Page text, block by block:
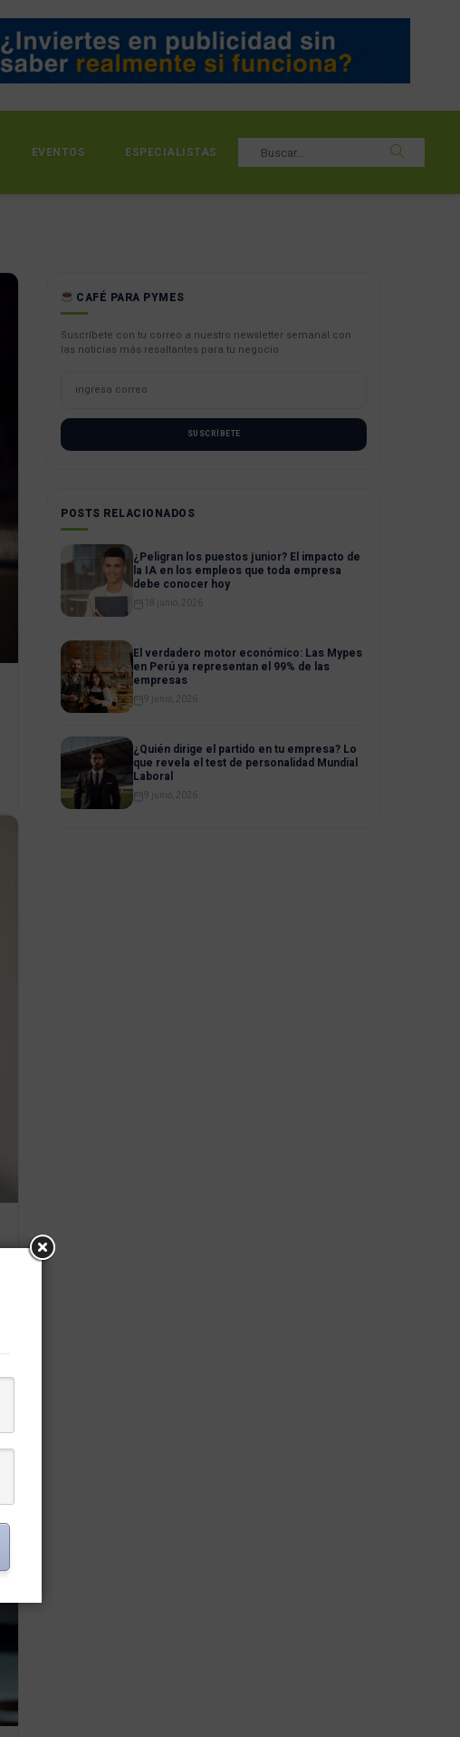
EVENTOS ESPECIALISTAS
CAFÉ PARA PYMES
Suscríbete con tu correo a nuestro newsletter semanal con
las noticias más resaltantes para tu negocio.
SUSCRÍBETE
POSTS RELACIONADOS
¿Peligran los puestos junior? El impacto de
la IA en los empleos que toda empresa
debe conocer hoy
18 junio, 2026
El verdadero motor económico: Las Mypes
en Perú ya representan el 99% de las
empresas
9 junio, 2026
¿Quién dirige el partido en tu empresa? Lo
que revela el test de personalidad Mundial
Laboral
9 junio, 2026